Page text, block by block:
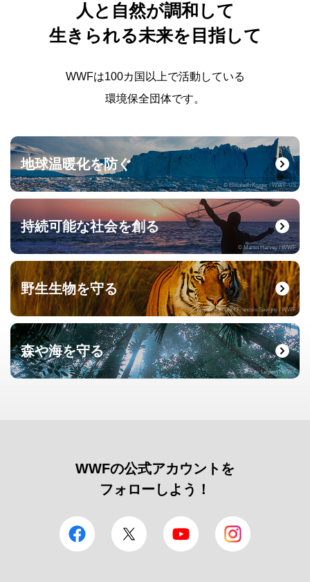
人と自然が調和して
生きられる未来を目指して
WWFは100カ国以上で活動している
環境保全団体です。
地球温暖化を防ぐ
© Elisabeth Kruger / WWF-US
持続可能な社会を創る
© Martin Harvey / WWF
野生生物を守る
© naturepl.com / Francois Savigny / WWF
森や海を守る
© Roger Leguen / WWF
WWFの公式アカウントを
フォローしよう！
facebook Twitter YouTube